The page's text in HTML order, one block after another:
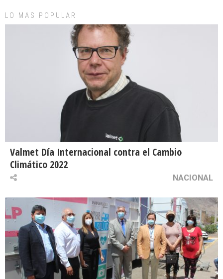
LO MAS POPULAR
Valmet Día Internacional contra el Cambio
Climático 2022
NACIONAL